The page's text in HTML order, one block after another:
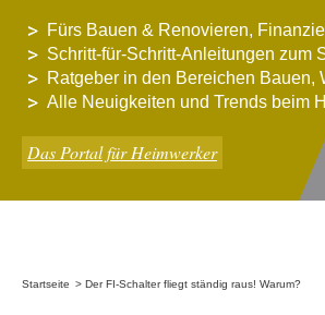
Fürs Bauen & Renovieren,
Schritt-für-Schritt-Anleitungen zum
Ratgeber in den Bereichen Bauen,
Alle Neuigkeiten und Trends beim
Das Portal für Heimwerker
Startseite Der FI-Schalter fliegt ständig raus! Warum?